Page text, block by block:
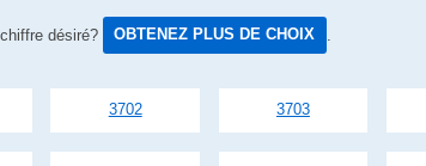
désiré? OBTENEZ PLUS DE CHOIX
3702 3703